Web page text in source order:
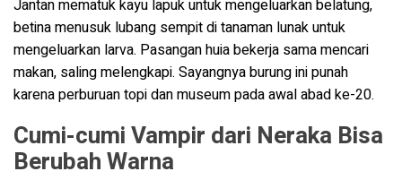
Jantan mematuk kayu lapuk untuk mengeluarkan belatung,
betina menusuk lubang sempit di tanaman lunak untuk
mengeluarkan larva. Pasangan huia bekerja sama mencari
makan, saling melengkapi. Sayangnya burung ini punah
karena perburuan topi dan museum pada awal abad ke-20.
Cumi-cumi Vampir dari Neraka Bisa
Berubah Warna